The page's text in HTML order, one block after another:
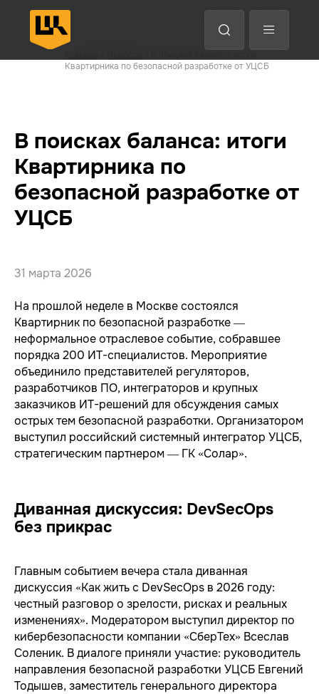
Защита конечных точек
Квартирника по безопасной разработке от УЦСБ
В поисках баланса: итоги
Квартирника по
безопасной разработке от
УЦСБ
31 марта 2026
На прошлой неделе в Москве состоялся
Квартирник по безопасной разработке —
неформальное отраслевое событие, собравшее
порядка 200 ИТ-специалистов. Мероприятие
объединило представителей регуляторов,
разработчиков ПО, интеграторов и крупных
заказчиков ИТ-решений для обсуждения самых
острых тем безопасной разработки. Организатором
выступил российский системный интегратор УЦСБ,
стратегическим партнером — ГК «Солар».
Диванная дискуссия: DevSecOps
без прикрас
Главным событием вечера стала диванная
дискуссия «Как жить с DevSecOps в 2026 году:
честный разговор о зрелости, рисках и реальных
изменениях». Модератором выступил директор по
кибербезопасности компании «СберТех» Всеслав
Соленик. В диалоге приняли участие: руководитель
направления безопасной разработки УЦСБ Евгений
Тодышев, заместитель генерального директора